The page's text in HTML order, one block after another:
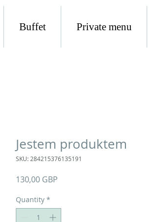
Buffet Private menu
Jestem produktem
SKU: 284215376135191
130,00 GBP
Quantity *